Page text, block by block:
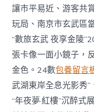
讓市平易近、游客共
玩局、南京市玄武區
“數旅玄武 夜享金陵
張卡像一面小鏡子，
金色。24數包養留言
武湖東岸全息光影秀”
“年夜夢·紅樓”沉醉式